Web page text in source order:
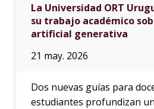
La Universidad ORT
su trabajo académico
artificial generativa
21 may. 2026
Dos nuevas guías para
estudiantes profundizan